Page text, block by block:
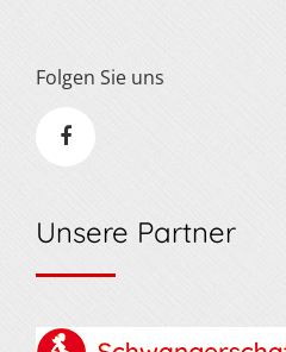
Folgen Sie uns
Unsere Partner